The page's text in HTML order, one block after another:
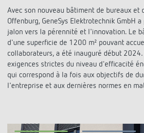
Contrôle du temps et de la
Régulation de chauffage
Accessoires
Système pour maison
LUXORliving
Détecteurs de présence et
Commande de catalogue
Séminaires
Communiqué de presse
Theben AG
Nouveautés
Coopérations
Durabilité
Historique
Hotline
Demande
Distribution dans le monde
Recherche de produits
Médiathèque
Quantum
Avec son nouveau bâtiment de bureaux et
Offenburg, GeneSys Elektrotechnik GmbH
jalon vers la pérennité et l'innovation. Le
d'une superficie de 1200 m² pouvant
collaborateurs, a été inauguré début
exigences strictes du niveau d'efficacité
qui correspond à la fois aux objectifs de
l'entreprise et aux dernières normes en